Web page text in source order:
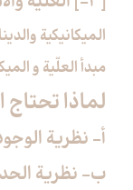
الميكانيكية
مبدأ العلّية و
لماذا تحتاج
أ- نظرية
ب- نظرية